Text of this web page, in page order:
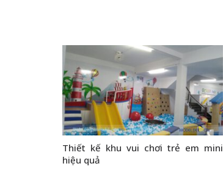
Thiết kế khu vui chơi trẻ em mini
hiệu quả